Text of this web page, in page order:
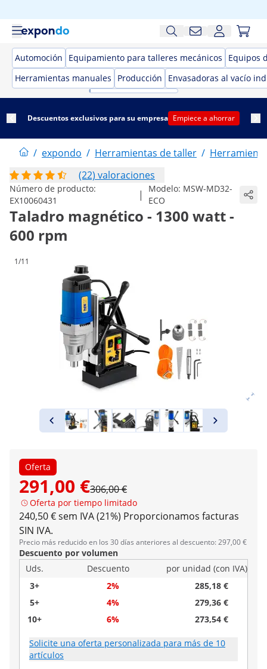
Automoción Equipamiento para talleres mecánicos
Equipos
Herramientas manuales
Producción Envasadoras al vacío
Descuentos exclusivos para su empresa Empiece a ahorrar
/ expondo / Herramientas de taller /
(22) valoraciones
Número de producto:
EX10060431
| Modelo: MSW-MD32-
ECO
Taladro magnético - 1300 watt -
600 rpm
1/11
Oferta
291,00 €306,00 €
Oferta por tiempo limitado
240,50 € sem IVA (21%) Proporcionamos facturas
SIN IVA.
Precio más reducido en los 30 días anteriores al descuento: 297,00 €
Descuento por volumen
Uds.
Descuento
por unidad (con IVA)
3+
2%
285,18 €
5+
4%
279,36 €
10+
6% 273,54 €
Solicite una oferta personalizada para más de 10
artículos